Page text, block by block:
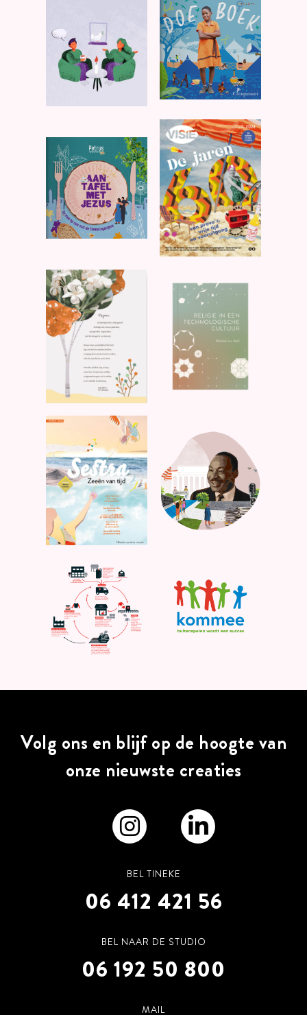
Volg ons en blijf op de hoogte van
onze nieuwste creaties
BEL TINEKE
06 412 421 56
BEL NAAR DE STUDIO
06 192 50 800
MAIL